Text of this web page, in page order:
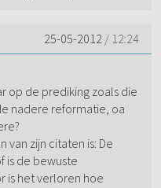
25-05-2012 / 12:24
op de prediking zoals die
nadere reformatie, oa
van zijn citaten is: De
is de bewuste
is het verloren hoe